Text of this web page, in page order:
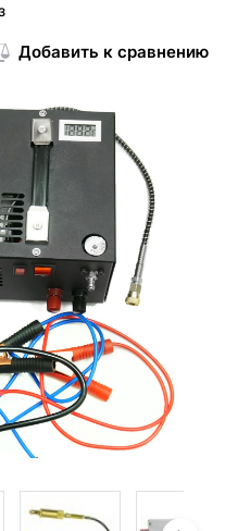
Добавить к сравнению